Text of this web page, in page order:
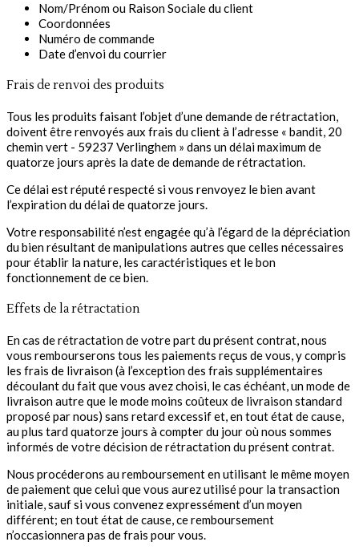
Nom/Prénom ou Raison Sociale du client
Coordonnées
Numéro de commande
Date d’envoi du courrier
Frais de renvoi des produits
Tous les produits faisant l’objet d’une demande de rétractation,
doivent être renvoyés aux frais du client à l’adresse « bandit, 20
chemin vert - 59237 Verlinghem » dans un délai maximum de
quatorze jours après la date de demande de rétractation.
Ce délai est réputé respecté si vous renvoyez le bien avant
l’expiration du délai de quatorze jours.
Votre responsabilité n’est engagée qu’à l’égard de la dépréciation
du bien résultant de manipulations autres que celles nécessaires
pour établir la nature, les caractéristiques et le bon
fonctionnement de ce bien.
Effets de la rétractation
En cas de rétractation de votre part du présent contrat, nous
vous rembourserons tous les paiements reçus de vous, y compris
les frais de livraison (à l’exception des frais supplémentaires
découlant du fait que vous avez choisi, le cas échéant, un mode de
livraison autre que le mode moins coûteux de livraison standard
proposé par nous) sans retard excessif et, en tout état de cause,
au plus tard quatorze jours à compter du jour où nous sommes
informés de votre décision de rétractation du présent contrat.
Nous procéderons au remboursement en utilisant le même moyen
de paiement que celui que vous aurez utilisé pour la transaction
initiale, sauf si vous convenez expressément d’un moyen
différent; en tout état de cause, ce remboursement
n’occasionnera pas de frais pour vous.